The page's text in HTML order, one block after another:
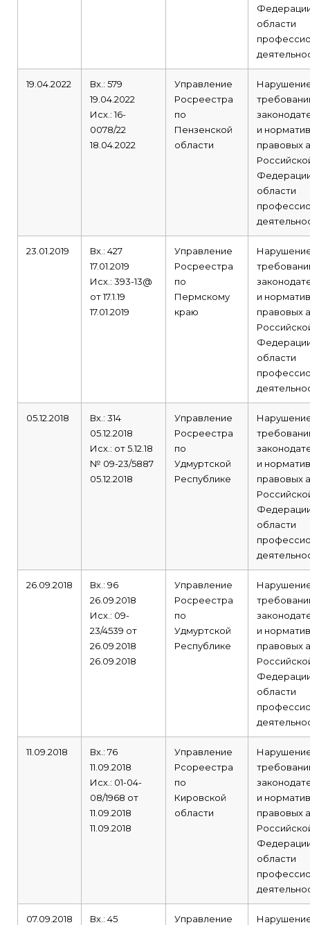
области
19.04.2022
Вх.: 579
19.04.2022
Исх.: 16-
0078/22
18.04.2022
Управление
Росреестра
по
Пензенской
области
и
правовых
области
23.01.2019
Вх.: 427
17.01.2019
Исх.: 393-13@
от 17.1.19
17.01.2019
Управление
Росреестра
по
Пермскому
краю
и
правовых
области
05.12.2018
Вх.: 314
05.12.2018
Исх.: от 5.12.18
№ 09-23/5887
05.12.2018
Управление
Росреестра
по
Удмуртской
Республике
и
правовых
области
26.09.2018
Вх.: 96
26.09.2018
Исх.: 09-
23/4539 от
26.09.2018
26.09.2018
Управление
Росреестра
по
Удмуртской
Республике
и
правовых
области
11.09.2018
Вх.: 76
11.09.2018
Исх.: 01-04-
08/1968 от
11.09.2018
11.09.2018
Управление
Рсореестра
по
Кировской
области
и
правовых
области
07.09.2018
Вх.: 45
Управление